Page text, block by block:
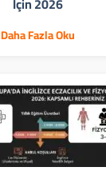
Daha Fazla Oku